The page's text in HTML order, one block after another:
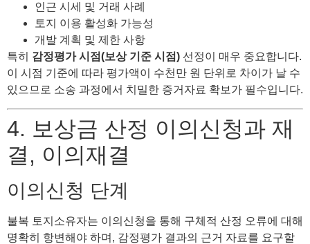
인근 시세 및 거래 사례
토지 이용 활성화 가능성
개발 계획 및 제한 사항
특히 감정평가 시점(보상 기준 시점) 선정이 매우 중요합니다.
이 시점 기준에 따라 평가액이 수천만 원 단위로 차이가 날 수
있으므로 소송 과정에서 치밀한 증거자료 확보가 필수입니다.
4. 보상금 산정 이의신청과 재
결, 이의재결
이의신청 단계
불복 토지소유자는 이의신청을 통해 구체적 산정 오류에 대해
명확히 항변해야 하며, 감정평가 결과의 근거 자료를 요구할